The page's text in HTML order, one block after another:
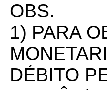
OBS.
1) PARA
DÉBITO